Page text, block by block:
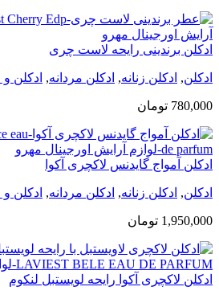
ادکلن برندینی رایحه لاست چری
ادکلن, ادکلن زنانه, ادکلن مردانه, ادکلن
780,000 تومان
ادکلن آمواج گایدنس لاکچری آکوا
ادکلن, ادکلن زنانه, ادکلن مردانه, ادکلن
1,950,000 تومان
ادکلن لاکچری آکوا رایحه لویستبل لنکوم